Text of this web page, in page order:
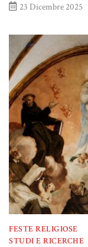
23 Dicembre 2025
FESTE RELIGIOSE
STUDI E RICERCHE